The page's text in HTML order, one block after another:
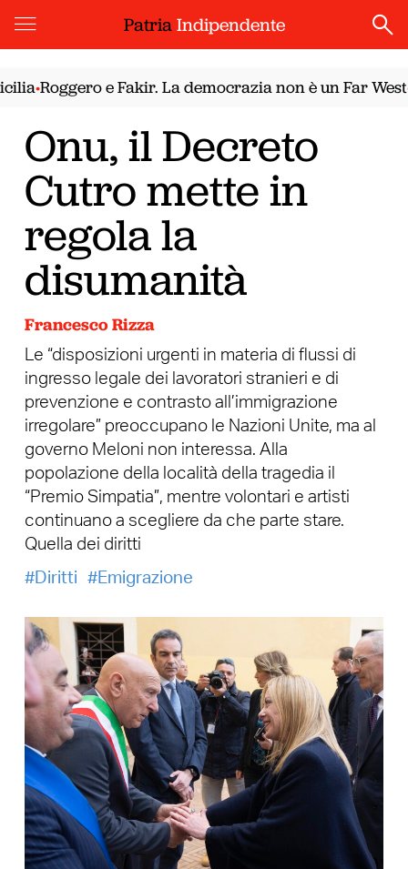
PatriaIndipendente
Roggero e Fakir. La democrazia non è un Far West•Il
Onu, il Decreto
Cutro mette in
regola la
disumanità
Francesco Rizza
Le “disposizioni urgenti in materia di flussi di
ingresso legale dei lavoratori stranieri e di
prevenzione e contrasto all’immigrazione
irregolare” preoccupano le Nazioni Unite, ma al
governo Meloni non interessa. Alla
popolazione della località della tragedia il
“Premio Simpatia”, mentre volontari e artisti
continuano a scegliere da che parte stare.
Quella dei diritti
Diritti
Emigrazione